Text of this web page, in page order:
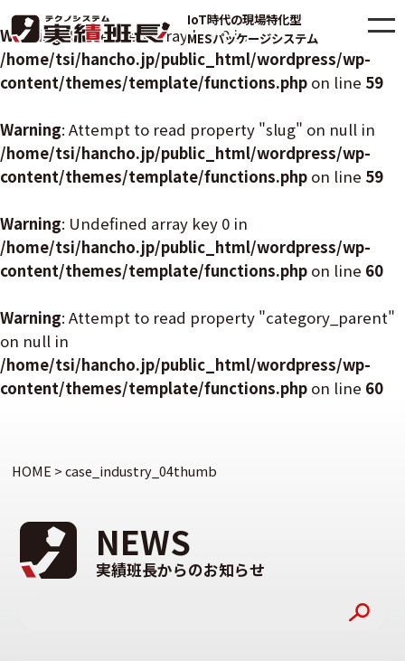
Warning: Undefined array key 0 in
/home/tsi/hancho.jp/public_html/wordpress/wp-
content/themes/template/functions.php on line 59
Warning: Attempt to read property "slug" on null in
/home/tsi/hancho.jp/public_html/wordpress/wp-
content/themes/template/functions.php on line 59
Warning: Undefined array key 0 in
/home/tsi/hancho.jp/public_html/wordpress/wp-
content/themes/template/functions.php on line 60
Warning: Attempt to read property "category_parent"
on null in
/home/tsi/hancho.jp/public_html/wordpress/wp-
content/themes/template/functions.php on line 60
IoT時代の現場特化型
MESパッケージシステム
HOME >case_industry_04thumb
NEWS
実績班長からのお知らせ